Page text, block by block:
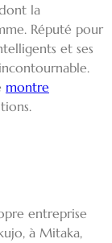
la
Réputé pour
et ses
montre
entreprise
à Mitaka,